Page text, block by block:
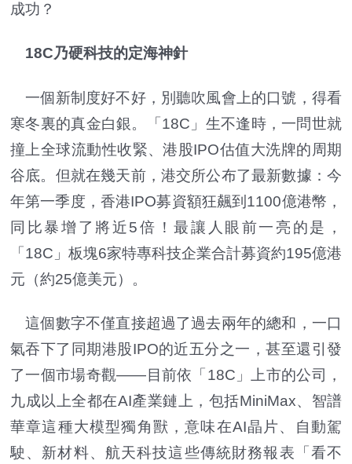
成功？
18C乃硬科技的定海神針
一個新制度好不好，別聽吹風會上的口號，得看
寒冬裏的真金白銀。「18C」生不逢時，一問世就
撞上全球流動性收緊、港股IPO估值大洗牌的周期
谷底。但就在幾天前，港交所公布了最新數據：今
年第一季度，香港IPO募資額狂飆到1100億港幣，
同比暴增了將近5倍！最讓人眼前一亮的是，
「18C」板塊6家特專科技企業合計募資約195億港
元（約25億美元）。
這個數字不僅直接超過了過去兩年的總和，一口
氣吞下了同期港股IPO的近五分之一，甚至還引發
了一個市場奇觀——目前依「18C」上市的公司，
九成以上全都在AI產業鏈上，包括MiniMax、智譜
華章這種大模型獨角獸，意味在AI晶片、自動駕
駛、新材料、航天科技這些傳統財務報表「看不